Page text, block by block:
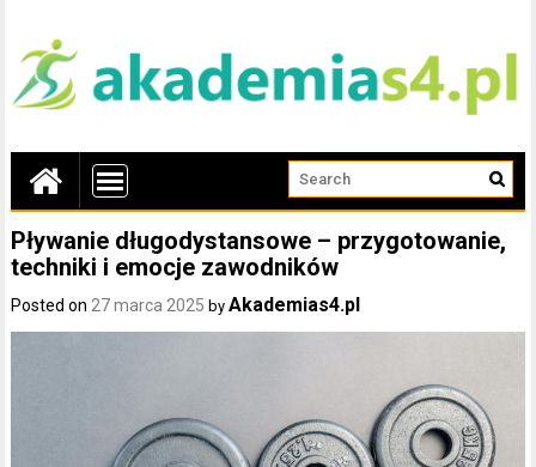
Pływanie długodystansowe – przygotowanie,
techniki i emocje zawodników
Posted on27 marca 2025 byAkademias4.pl